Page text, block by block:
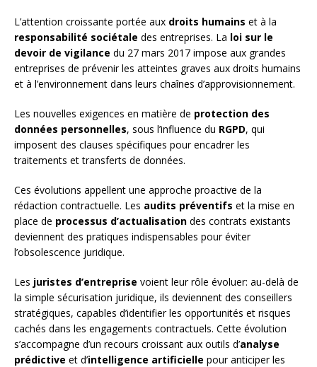
L’attention croissante portée aux droits humains et à la
responsabilité sociétale des entreprises. La loi sur le
devoir de vigilance du 27 mars 2017 impose aux grandes
entreprises de prévenir les atteintes graves aux droits humains
et à l’environnement dans leurs chaînes d’approvisionnement.
Les nouvelles exigences en matière de protection des
données personnelles, sous l’influence du RGPD, qui
imposent des clauses spécifiques pour encadrer les
traitements et transferts de données.
Ces évolutions appellent une approche proactive de la
rédaction contractuelle. Les audits préventifs et la mise en
place de processus d’actualisation des contrats existants
deviennent des pratiques indispensables pour éviter
l’obsolescence juridique.
Les juristes d’entreprise voient leur rôle évoluer: au-delà de
la simple sécurisation juridique, ils deviennent des conseillers
stratégiques, capables d’identifier les opportunités et risques
cachés dans les engagements contractuels. Cette évolution
s’accompagne d’un recours croissant aux outils d’analyse
prédictive et d’intelligence artificielle pour anticiper les